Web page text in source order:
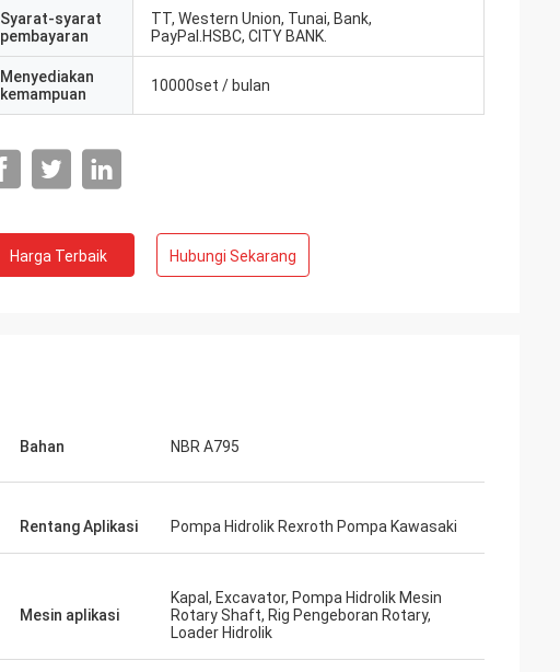
Syarat-syarat
pembayaran
TT, Western Union, Tunai, Bank,
PayPal.HSBC, CITY BANK.
Menyediakan
kemampuan
10000set / bulan
Harga Terbaik Hubungi Sekarang
Bahan NBR A795
Rentang Aplikasi Pompa Hidrolik Rexroth Pompa Kawasaki
Mesin aplikasi
Kapal, Excavator, Pompa Hidrolik Mesin
Rotary Shaft, Rig Pengeboran Rotary,
Loader Hidrolik